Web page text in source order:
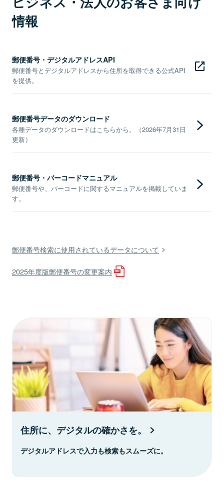
情報
郵便番号・デジタルアドレスAPI
郵便番号とデジタルアドレスから住所を取得できる公式API
を提供。
郵便番号データのダウンロード
各種データのダウンロードはこちらから。（2026年7月31日
更新）
郵便番号・バーコードマニュアル
郵便番号や、バーコードに関するマニュアルを掲載していま
す。
郵便番号検索に使用されているデータについて
2025年度版郵便番号の変更案内
住所に、デジタルの確かさを。
デジタルアドレスで入力も検索もスムーズに。